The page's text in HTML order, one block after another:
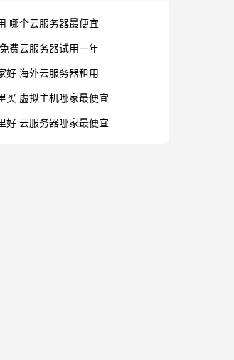
哪个云服务器最便宜
免费云服务器试用一年
好 海外云服务器租用
买 虚拟主机哪家最便宜
好 云服务器哪家最便宜